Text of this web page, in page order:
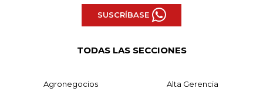
SUSCRÍBASE
TODAS LAS SECCIONES
Agronegocios Alta Gerencia